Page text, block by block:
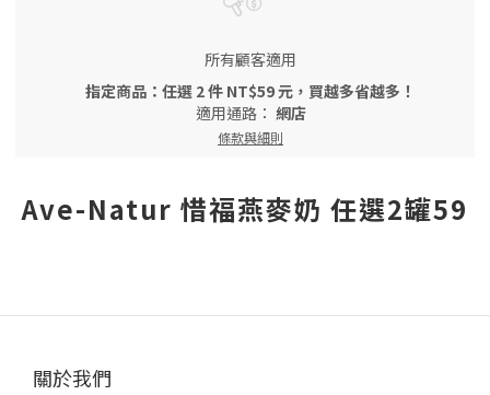
所有顧客適用
指定商品：任選 2 件 NT$59 元，買越多省越多！
適用通路： 網店
條款與細則
Ave-Natur 惜福燕麥奶 任選2罐59
關於我們